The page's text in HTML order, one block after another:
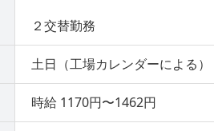
２交替勤務
土日（工場カレンダーによる）
時給 1170円〜1462円